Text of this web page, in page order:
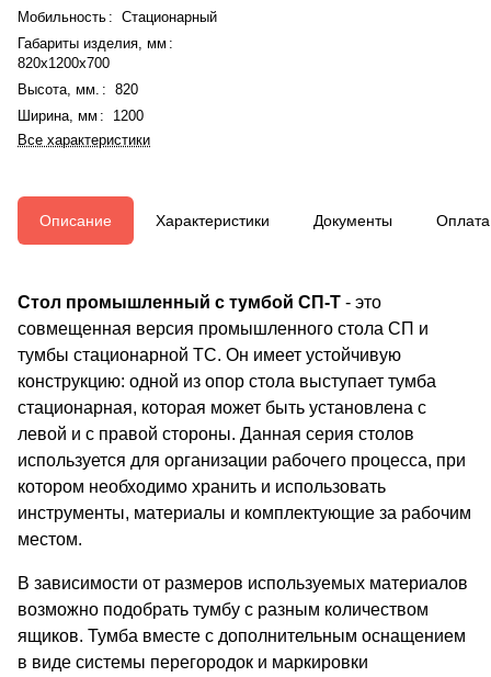
Мобильность : Стационарный
Габариты изделия, мм :
820x1200x700
Высота, мм. : 820
Ширина, мм :
1200
Все характеристики
Описание Характеристики Документы Оплата
Стол промышленный с тумбой СП-Т - это
совмещенная версия промышленного стола СП и
тумбы стационарной ТС. Он имеет устойчивую
конструкцию: одной из опор стола выступает тумба
стационарная, которая может быть установлена с
левой и с правой стороны. Данная серия столов
используется для организации рабочего процесса, при
котором необходимо хранить и использовать
инструменты, материалы и комплектующие за рабочим
местом.
В зависимости от размеров используемых материалов
возможно подобрать тумбу с разным количеством
ящиков. Тумба вместе с дополнительным оснащением
в виде системы перегородок и маркировки